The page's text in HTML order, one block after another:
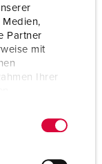
Partner
mit
Ihrer
1341